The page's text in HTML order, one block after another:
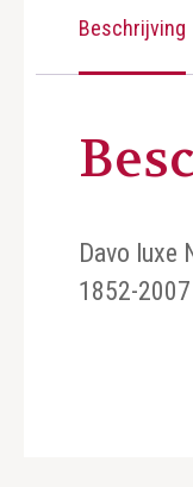
Beschrijving
Davo luxe
1852-